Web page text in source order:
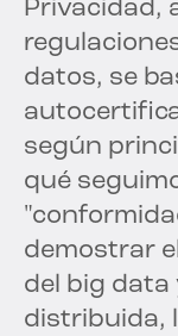
Privacidad,
datos, se
según
qué
demostrar
del big
distribuida,